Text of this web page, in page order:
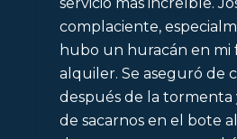
servicio más increíble.
complaciente,
hubo un huracán en mi
alquiler. Se aseguró de
después de la tormenta
de sacarnos en el bote